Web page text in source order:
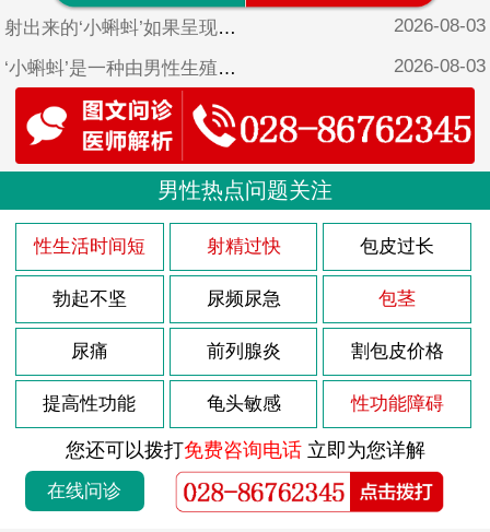
射出来的‘小蝌蚪’如果呈现块状，这可能是因为以下原因： 2026-08-03
‘小蝌蚪’是一种由男性生殖系统产生的细胞，通过射精的方式将其排出体外。而正常情况下，精液应该是透明的，有一定的黏稠度，颜色略带白色。然而，有些男性会发现，他们的精液有时候呈现出有色的果冻状。那么，这种情况是否正常呢？ 2026-08-03
射出的‘小蝌蚪’带血是一种不寻常的现象，它可能意味着存在某种健康问题或疾病。以下是可能导致射出‘小蝌蚪’带血的几种原因。
‘小蝌蚪’果冻状是指精液在射出后呈现凝固、黏稠、胶状或块状状态，通常与某些生理或疾病因素有关。 2026-08-03
精液是男性生殖系统的产物，其主要功能是将‘小蝌蚪’输送到女性体内，以实现受孕。正常情况下，精液呈淡有色或白色，具有较浓的粘性和黏性，以便维持‘小蝌蚪’在体内的存活和活动。然而，如果发现射出的精液有点发黄，可能是存在某些健康问题。
射出来的‘小蝌蚪’并非血液，而是一种液体，常常被称为精液或种子。它是由男性生殖系统中的几个部位（例如睾丸、前列腺、附睾、膀胱和尿道）共同产生的，其中包含着‘小蝌蚪’、蛋白质、糖类和其他成分。 2026-08-03
射出的精液是由‘小蝌蚪’和精浆组成的，在正常情况下颜色应该是白色或稍呈灰有色。如果精液呈现果冻状或黏稠状，可能是身体某些不健康的现象的表现。将为大家介绍一些如何调理果冻状的精液。 2026-08-03
射出来的‘小蝌蚪’全是血，这是一种罕见的病症，称为“血精病”或“血精切”。这种情况可能是由于以下几种原因引起的。 2026-08-03
近年来，随着人们生活水平的不断提高，年轻男性有着更高的工作压力和更繁忙的生活节奏，而这些因素不仅对身体造成了很大压力，也给男性带来了更多的心理负担。而35岁的男人，通常正处于状态，但如果突然出现阳痿症状，那么无疑会对他的身心健康造成的影响。 2026-08-02
阳痿，也叫做勃起功能障碍，是男性勃起障碍的一种。很多人认为，阳痿是老年人的专利，其实不然，现在越来越多的年轻人也面临着阳痿的问题。因此，很多人会问：33岁阳痿能恢复吗？ 2026-08-02
对于有些男性朋友来说，年龄虽然不算小，但却突然出现了阳痿的情况，这对这些人来说一定是非常不舒服的。那么，针对这种情况，应该如何应对呢？ 2026-08-02
如题所问，35岁男性出现不晨勃是否正常呢？其实，晨勃是指男性早上醒来时会自然而然出现的勃起现象。这种现象是一种自发性的、无意识的反射性勃起，一般是由身体内的荷尔蒙分泌及神经反射机制所调节的。那么，35岁男性不晨勃是否正常呢？ 2026-08-02
33岁阳痿早泄是一种常见的男性性功能障碍，也是许多男性朋友经常遇到的问题之一。对于大多数男性来说，性功能障碍可能会对其自信心和身心健康产生负面影响。因此，了解如何处理这些问题对于他们来说非常重要。 2026-08-02
男性热点问题关注
性生活时间短 射精过快 包皮过长
勃起不坚 尿频尿急 包茎
尿痛 前列腺炎 割包皮价格
提高性功能 龟头敏感 性功能障碍
您还可以拨打免费咨询电话立即为您详解
在线问诊